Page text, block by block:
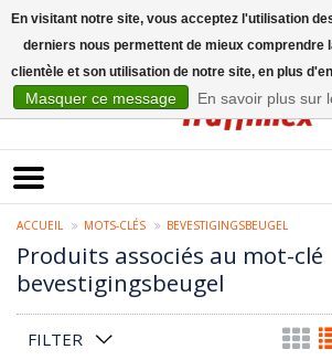
ACCUEIL MOTS-CLÉS BEVESTIGINGSBEUGEL
Produits associés au mot-clé
bevestigingsbeugel
FILTER
En visitant notre site, vous acceptez l'utilisation
derniers nous permettent de mieux comprendre
clientèle et son utilisation de notre site, en plus
Masquer ce message En savoir plus sur